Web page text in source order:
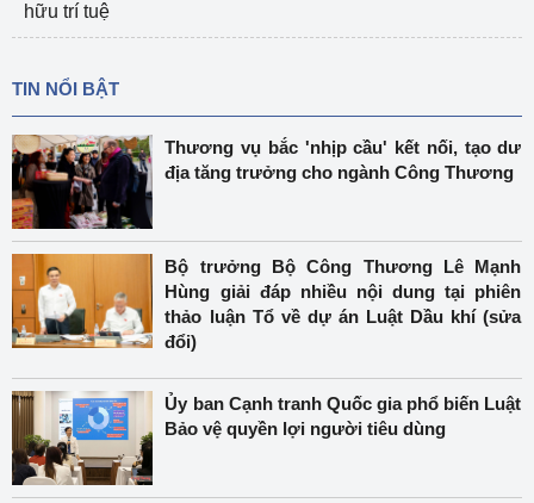
hữu trí tuệ
TIN NỔI BẬT
Thương vụ bắc 'nhịp cầu' kết nối, tạo dư
địa tăng trưởng cho ngành Công Thương
Bộ trưởng Bộ Công Thương Lê Mạnh
Hùng giải đáp nhiều nội dung tại phiên
thảo luận Tổ về dự án Luật Dầu khí (sửa
đổi)
Ủy ban Cạnh tranh Quốc gia phổ biến Luật
Bảo vệ quyền lợi người tiêu dùng